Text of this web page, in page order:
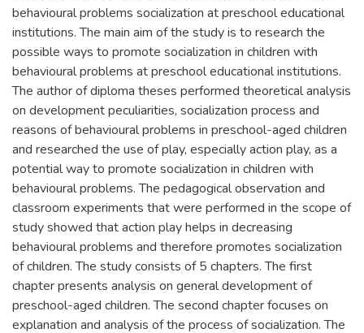
behavioural problems socialization at preschool educational
institutions. The main aim of the study is to research the
possible ways to promote socialization in children with
behavioural problems at preschool educational institutions.
The author of diploma theses performed theoretical analysis
on development peculiarities, socialization process and
reasons of behavioural problems in preschool-aged children
and researched the use of play, especially action play, as a
potential way to promote socialization in children with
behavioural problems. The pedagogical observation and
classroom experiments that were performed in the scope of
study showed that action play helps in decreasing
behavioural problems and therefore promotes socialization
of children. The study consists of 5 chapters. The first
chapter presents analysis on general development of
preschool-aged children. The second chapter focuses on
explanation and analysis of the process of socialization. The